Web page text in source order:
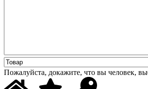
Пожалуйста, докажите, что вы человек,